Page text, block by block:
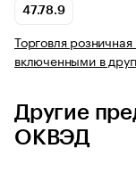
47.78.9
Торговля
включенными в
Другие
ОКВЭД